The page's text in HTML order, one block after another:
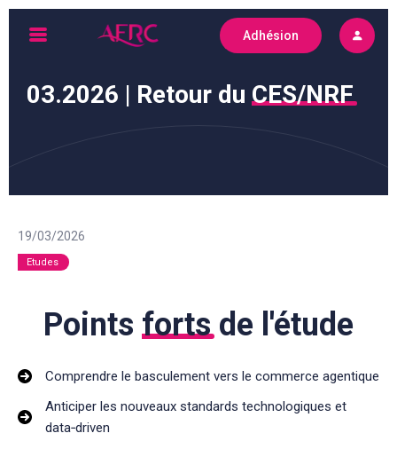
Adhésion
03.2026 | Retour du CES/NRF
19/03/2026
Etudes
Points fortsde l'étude
Comprendre le basculement vers le commerce agentique
Anticiper les nouveaux standards technologiques et
data‑driven